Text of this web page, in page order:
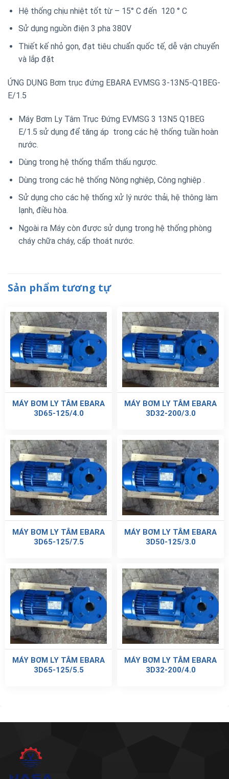
Hệ thống chịu nhiệt tốt từ – 15° C đến 120 ° C
Sử dụng nguồn điện 3 pha 380V
Thiết kế nhỏ gọn, đạt tiêu chuẩn quốc tế, dễ vận chuyển
và lắp đặt
ỨNG DỤNG Bơm trục đứng EBARA EVMSG 3-13N5-Q1BEG-
E/1.5
Máy Bơm Ly Tâm Trục Đứng EVMSG 3 13N5 Q1BEG
E/1.5 sử dụng để tăng áp trong các hệ thống tuần hoàn
nước.
Dùng trong hệ thống thẩm thấu ngược.
Dùng trong các hệ thống Nông nghiệp, Công nghiệp .
Sử dụng cho các hệ thống xử lý nước thải, hệ thông làm
lạnh, điều hòa.
Ngoài ra Máy còn được sử dụng trong hệ thống phòng
cháy chữa cháy, cấp thoát nước.
Sản phẩm tương tự
MÁY BƠM LY TÂM EBARA
3D65-125/4.0
MÁY BƠM LY TÂM EBARA
3D32-200/3.0
MÁY BƠM LY TÂM EBARA
3D65-125/7.5
MÁY BƠM LY TÂM EBARA
3D50-125/3.0
MÁY BƠM LY TÂM EBARA
3D65-125/5.5
MÁY BƠM LY TÂM EBARA
3D32-200/4.0